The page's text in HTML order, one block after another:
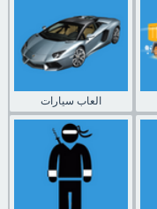
العاب سيارات